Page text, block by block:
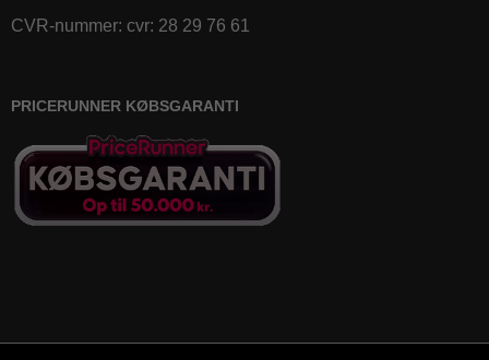
CVR-nummer: cvr: 28 29 76 61
PRICERUNNER KØBSGARANTI